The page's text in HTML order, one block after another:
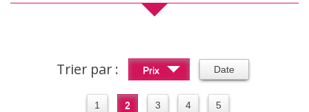
Trier par : Prix Date
1 2 3 4 5